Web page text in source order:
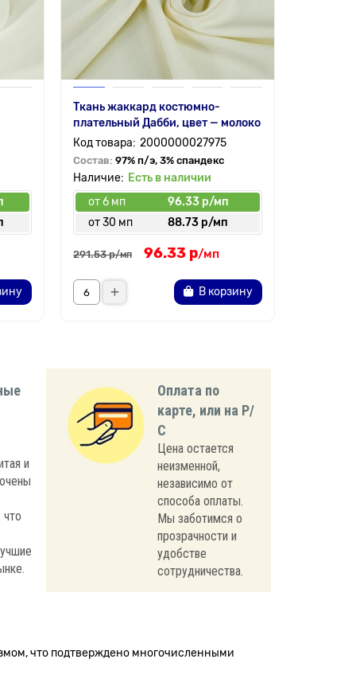
Ткань жаккард костюмно-
плательный Дабби, цвет — молоко
2000000027975
Состав: 97% п/э, 3% спандекс
Есть в наличии
от 6 мп
96.33 р/мп
от 30 мп
88.73 р/мп
291.53 р/мп 96.33 р/мп
В корзину
и
что
Оплата по
карте, или на Р/
С
Цена остается
неизменной,
независимо от
способа оплаты.
Мы заботимся о
прозрачности и
удобстве
сотрудничества.
что подтверждено многочисленными